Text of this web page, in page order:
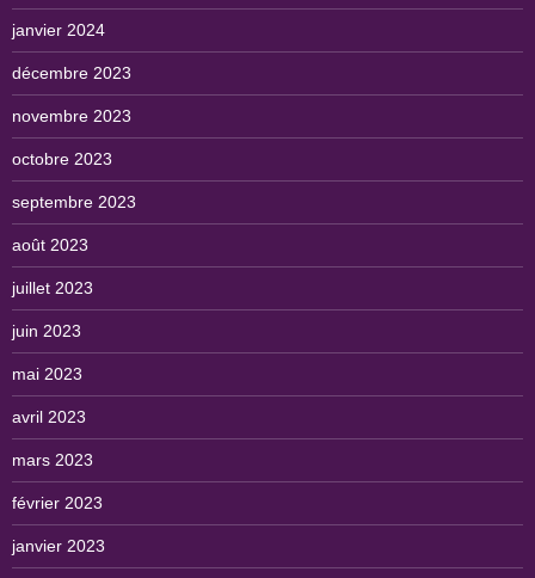
janvier 2024
décembre 2023
novembre 2023
octobre 2023
septembre 2023
août 2023
juillet 2023
juin 2023
mai 2023
avril 2023
mars 2023
février 2023
janvier 2023